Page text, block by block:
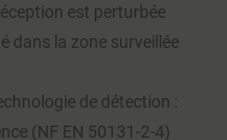
est perturbée
dans la zone surveillée
de détection :
(NF EN 50131-2-4)